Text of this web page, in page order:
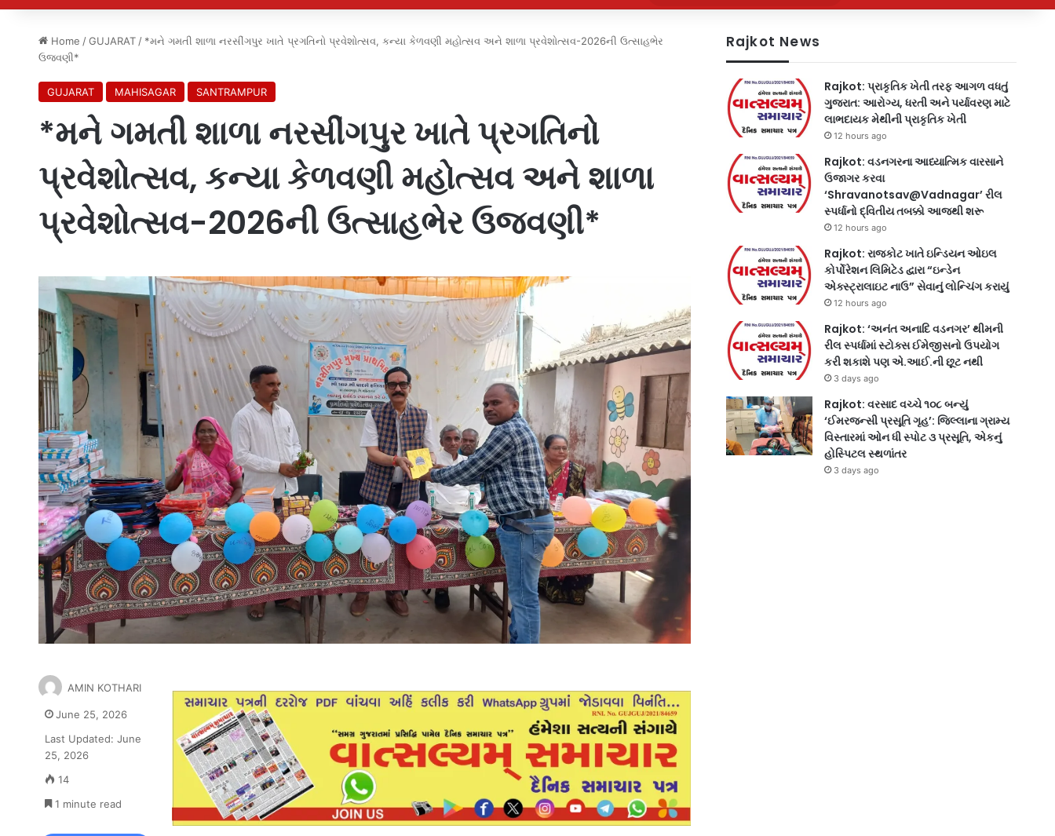
Home / GUJARAT / *મને ગમતી શાળા નરસીંગપુર ખાતે પ્રગતિનો પ્રવેશોત્સવ, કન્યા કેળવણી મહોત્સવ અને શાળા પ્રવેશોત્સવ-2026ની ઉત્સાહભેર
ઉજવણી*
GUJARAT MAHISAGAR SANTRAMPUR
*મને ગમતી શાળા નરસીંગપુર ખાતે પ્રગતિનો
પ્રવેશોત્સવ, કન્યા કેળવણી મહોત્સવ અને શાળા
પ્રવેશોત્સવ-2026ની ઉત્સાહભેર ઉજવણી*
AMIN KOTHARI
June 25, 2026
Last Updated: June
25, 2026
14
1 minute read
Rajkot News
Rajkot: પ્રાકૃતિક ખેતી તરફ આગળ વધતું
ગુજરાત: આરોગ્ય, ધરતી અને પર્યાવરણ માટે
લાભદાયક મેથીની પ્રાકૃતિક ખેતી
12 hours ago
Rajkot: વડનગરના આધ્યાત્મિક વારસાને
ઉજાગર કરવા
‘Shravanotsav@Vadnagar’ રીલ
સ્પર્ધાનો દ્વિતીય તબક્કો આજથી શરૂ
12 hours ago
Rajkot: રાજકોટ ખાતે ઇન્ડિયન ઓઇલ
કોર્પોરેશન લિમિટેડ દ્વારા “ઇન્ડેન
એક્સ્ટ્રાલાઇટ નાઉ” સેવાનું લોન્ચિંગ કરાયું
12 hours ago
Rajkot: ‘અનંત અનાદિ વડનગર’ થીમની
રીલ સ્પર્ધામાં સ્ટોક્સ ઈમેજીસનો ઉપયોગ
કરી શકાશે પણ એ.આઈ.ની છૂટ નથી
3 days ago
Rajkot: વરસાદ વચ્ચે ૧૦૮ બન્યું
‘ઈમરજન્સી પ્રસૂતિ ગૃહ’: જિલ્લાના ગ્રામ્ય
વિસ્તારમાં ઓન ધી સ્પોટ ૩ પ્રસૂતિ, એકનું
હોસ્પિટલ સ્થળાંતર
3 days ago